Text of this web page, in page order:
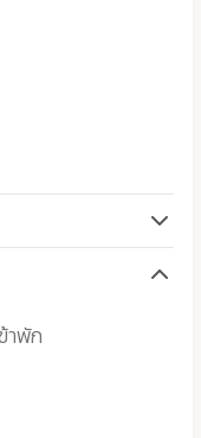
น ส่วนเกิน 30
ยูนิต คิด 18 บาท/
ดือน (ดูโปรโมชั่น
บาท/เดือน (ดูโปร
าพัก